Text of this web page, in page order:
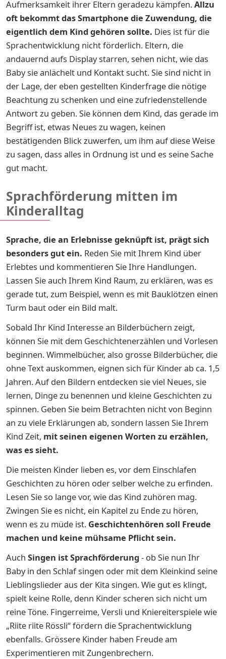
Aufmerksamkeit ihrer Eltern geradezu kämpfen.Allzu
oft bekommt das Smartphone die Zuwendung, die
eigentlich dem Kind gehören sollte. Dies ist für die
Sprachentwicklung nicht förderlich. Eltern, die
andauernd aufs Display starren, sehen nicht, wie das
Baby sie anlächelt und Kontakt sucht. Sie sind nicht in
der Lage, der eben gestellten Kinderfrage die nötige
Beachtung zu schenken und eine zufriedenstellende
Antwort zu geben. Sie können dem Kind, das gerade im
Begriff ist, etwas Neues zu wagen, keinen
bestätigenden Blick zuwerfen, um ihm auf diese Weise
zu sagen, dass alles in Ordnung ist und es seine Sache
gut macht.
Sprachförderung mitten im
Kinderalltag
Sprache, die an Erlebnisse geknüpft ist, prägt sich
besonders gut ein. Reden Sie mit Ihrem Kind über
Erlebtes und kommentieren Sie Ihre Handlungen.
Lassen Sie auch Ihrem Kind Raum, zu erklären, was es
gerade tut, zum Beispiel, wenn es mit Bauklötzen einen
Turm baut oder ein Bild malt.
Sobald Ihr Kind Interesse an Bilderbüchern zeigt,
können Sie mit dem Geschichtenerzählen und Vorlesen
beginnen. Wimmelbücher, also grosse Bilderbücher, die
ohne Text auskommen, eignen sich für Kinder ab ca. 1,5
Jahren. Auf den Bildern entdecken sie viel Neues, sie
lernen, Dinge zu benennen und kleine Geschichten zu
spinnen. Geben Sie beim Betrachten nicht von Beginn
an zu viele Erklärungen ab, sondern lassen Sie Ihrem
Kind Zeit, mit seinen eigenen Worten zu erzählen,
was es sieht.
Die meisten Kinder lieben es, vor dem Einschlafen
Geschichten zu hören oder selber welche zu erfinden.
Lesen Sie so lange vor, wie das Kind zuhören mag.
Zwingen Sie es nicht, ein Kapitel zu Ende zu hören,
wenn es zu müde ist. Geschichtenhören soll Freude
machen und keine mühsame Pflicht sein.
Auch Singen ist Sprachförderung- ob Sie nun Ihr
Baby in den Schlaf singen oder mit dem Kleinkind seine
Lieblingslieder aus der Kita singen. Wie gut es klingt,
spielt keine Rolle, denn Kinder scheren sich nicht um
reine Töne. Fingerreime, Versli und Kniereiterspiele wie
„Riite riite Rössli“ fördern die Sprachentwicklung
ebenfalls. Grössere Kinder haben Freude am
Experimentieren mit Zungenbrechern.